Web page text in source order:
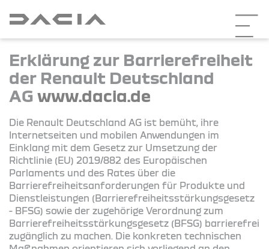
Erklärung zur Barrierefreiheit
der Renault Deutschland
AG www.dacia.de
Die Renault Deutschland AG ist bemüht, ihre
Internetseiten und mobilen Anwendungen im
Einklang mit dem Gesetz zur Umsetzung der
Richtlinie (EU) 2019/882 des Europäischen
Parlaments und des Rates über die
Barrierefreiheitsanforderungen für Produkte und
Dienstleistungen (Barrierefreiheitsstärkungsgesetz
- BFSG) sowie der zugehörige Verordnung zum
Barrierefreiheitsstärkungsgesetz (BFSG) barrierefrei
zugänglich zu machen. Die konkreten technischen